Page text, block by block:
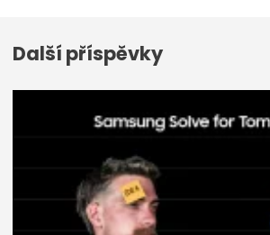
Další příspěvky